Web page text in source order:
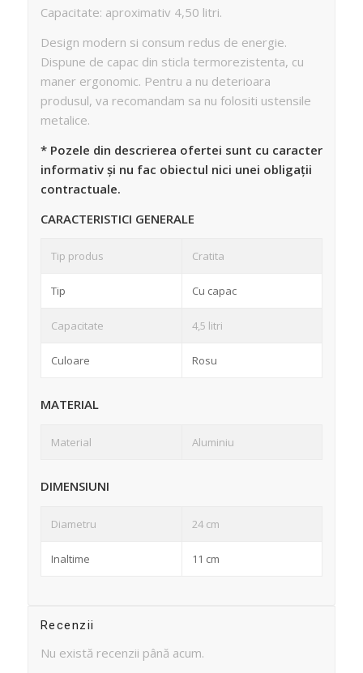
Capacitate: aproximativ 4,50 litri.
Design modern si consum redus de energie.
Dispune de capac din sticla termorezistenta, cu
maner ergonomic. Pentru a nu deterioara
produsul, va recomandam sa nu folositi ustensile
metalice.
* Pozele din descrierea ofertei sunt cu caracter
informativ și nu fac obiectul nici unei obligații
contractuale.
CARACTERISTICI GENERALE
Tip produs Cratita
Tip Cu capac
Capacitate 4,5 litri
Culoare Rosu
MATERIAL
Material Aluminiu
DIMENSIUNI
Diametru 24 cm
Inaltime 11 cm
Recenzii
Nu există recenzii până acum.